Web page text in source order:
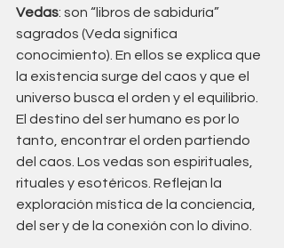
Vedas: son “libros de sabiduría”
sagrados (Veda significa
conocimiento). En ellos se explica que
la existencia surge del caos y que el
universo busca el orden y el equilibrio.
El destino del ser humano es por lo
tanto, encontrar el orden partiendo
del caos. Los vedas son espirituales,
rituales y esotéricos. Reflejan la
exploración mística de la conciencia,
del ser y de la conexión con lo divino.